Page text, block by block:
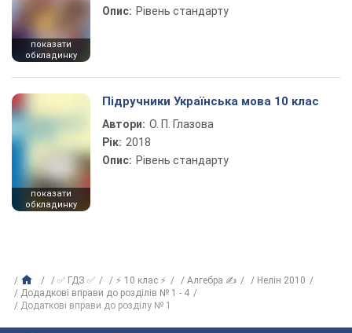
показати
обкладинку
Опис: Рівень стандарту
показати
обкладинку
Підручники Українська мова 10 клас
Автори: О. П. Глазова
Рік: 2018
Опис: Рівень стандарту
✅ ГДЗ ✅ ⚡ 10 клас ⚡ Алгебра ✍
Нелін 2010
Додадкові вправи до розділів № 1 - 4
Додаткові вправи до розділу № 1